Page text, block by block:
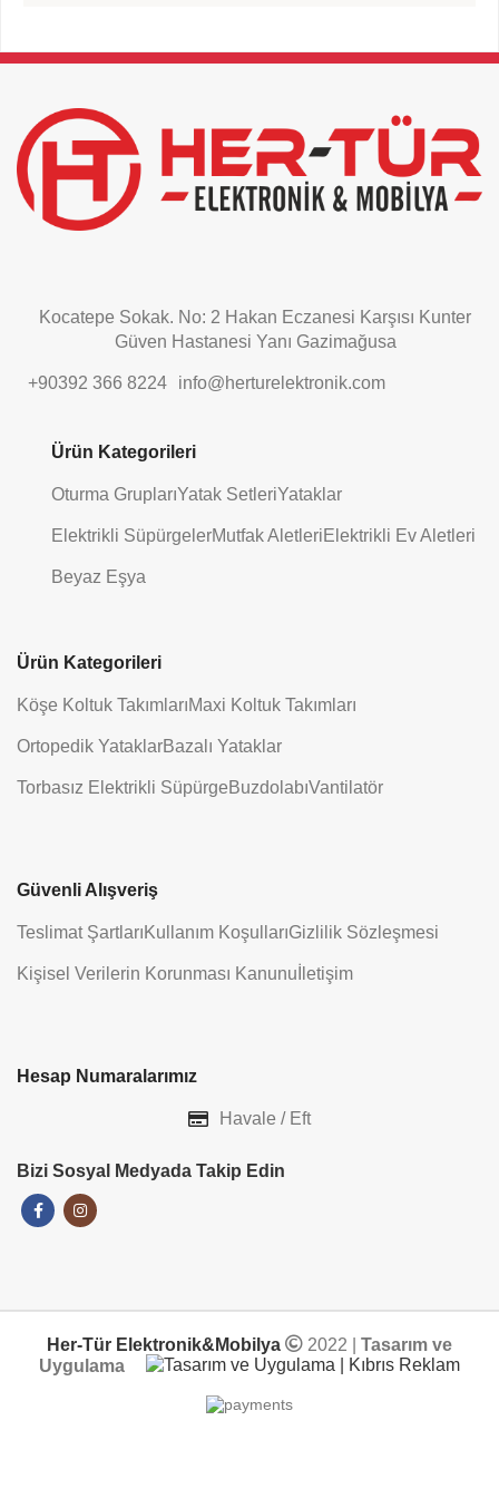
field
left
blank
Kocatepe Sokak. No: 2 Hakan Eczanesi Karşısı Kunter
Güven Hastanesi Yanı Gazimağusa
+90392 366 8224 info@herturelektronik.com
Ürün Kategorileri
Oturma GruplarıYatak SetleriYataklar
Elektrikli SüpürgelerMutfak AletleriElektrikli Ev Aletleri
Beyaz Eşya
Ürün Kategorileri
Köşe Koltuk TakımlarıMaxi Koltuk Takımları
Ortopedik YataklarBazalı Yataklar
Torbasız Elektrikli SüpürgeBuzdolabıVantilatör
Güvenli Alışveriş
Teslimat ŞartlarıKullanım KoşullarıGizlilik Sözleşmesi
Kişisel Verilerin Korunması Kanunu İletişim
Hesap Numaralarımız
Havale / Eft
Bizi Sosyal Medyada Takip Edin
Her-Tür Elektronik&Mobilya 2022 | Tasarım ve
Uygulama